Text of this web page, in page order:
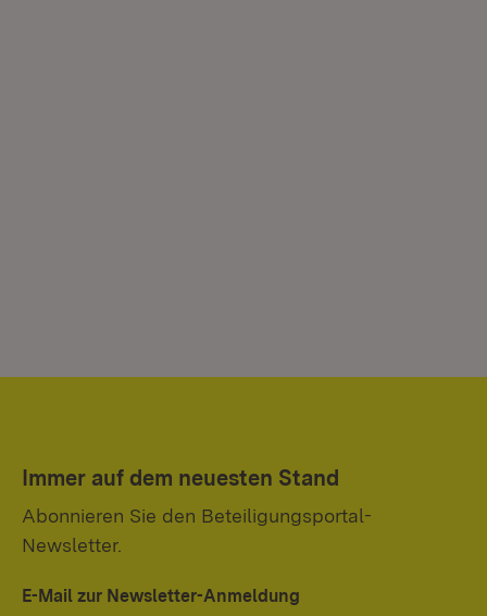
Immer auf dem neuesten Stand
Abonnieren Sie den Beteiligungsportal-
Newsletter.
E-Mail zur Newsletter-Anmeldung